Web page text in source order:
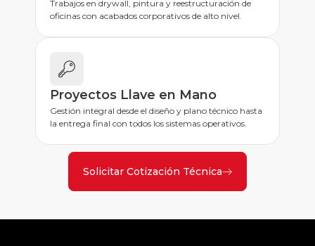
Trabajos en drywall, pintura y reestructuración de
oficinas con acabados corporativos de alto nivel.
Proyectos Llave en Mano
Gestión integral desde el diseño y plano técnico hasta
la entrega final con todos los sistemas operativos.
Solicitar Cotización Técnica